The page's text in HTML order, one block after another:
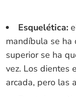
Esquelética:
mandíbula se ha
superior se ha
vez. Los dientes
arcada, pero las